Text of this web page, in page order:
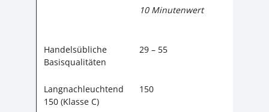
10 Minutenwert
Handelsübliche
Basisqualitäten
29 – 55
Langnachleuchtend
150 (Klasse C)
150